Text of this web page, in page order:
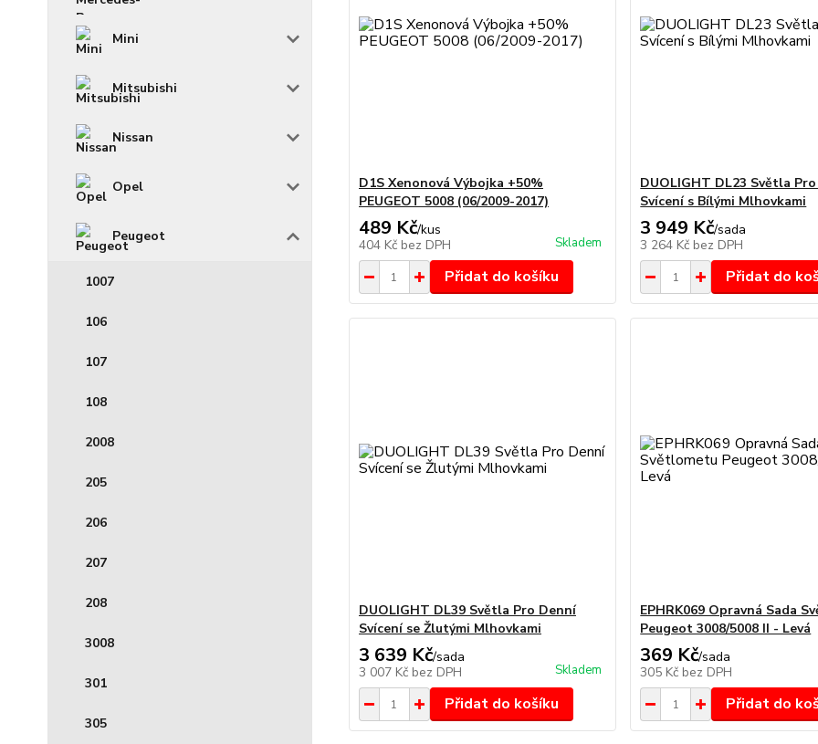
Mini
Mitsubishi
Nissan
Opel
Peugeot
1007
106
107
108
2008
205
206
207
208
3008
301
305
D1S Xenonová Výbojka +50%
PEUGEOT 5008 (06/2009-2017)
489 Kč/kus
404 Kč bez DPH Skladem
Přidat do košíku
DUOLIGHT DL23 Světla
Svícení s Bílými Mlhovkami
3 949 Kč/sada
3 264 Kč bez DPH
Přidat do
DUOLIGHT DL39 Světla Pro Denní
Svícení se Žlutými Mlhovkami
3 639 Kč/sada
3 007 Kč bez DPH Skladem
Přidat do košíku
EPHRK069 Opravná Sada
Peugeot 3008/5008 II - Levá
369 Kč/sada
305 Kč bez DPH
Přidat do